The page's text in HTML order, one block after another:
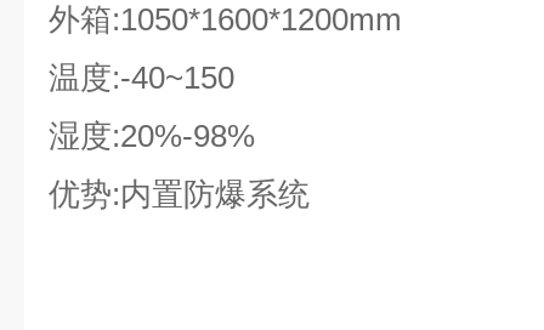
外箱:1050*1600*1200mm
温度:-40~150
湿度:20%-98%
优势:内置防爆系统